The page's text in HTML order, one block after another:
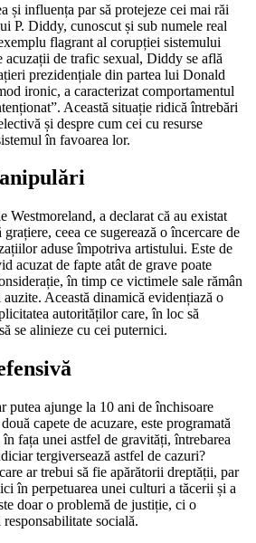
și influența par să protejeze cei mai răi
P. Diddy, cunoscut și sub numele real
flagrant al corupției sistemului
acuzații de trafic sexual, Diddy se află
prezidențiale din partea lui Donald
ironic, a caracterizat comportamentul
Această situație ridică întrebări
și despre cum cei cu resurse
în favoarea lor.
a declarat că au existat
ceea ce sugerează o încercare de
aduse împotriva artistului. Este de
acuzat de fapte atât de grave poate
în timp ce victimele sale rămân
Această dinamică evidențiază o
autorităților care, în loc să
se alinieze cu cei puternici.
putea ajunge la 10 ani de închisoare
capete de acuzare, este programată
fața unei astfel de gravități, întrebarea
tergiversează astfel de cazuri?
ar trebui să fie apărătorii dreptății, par
în perpetuarea unei culturi a tăcerii și a
doar o problemă de justiție, ci o
socială.